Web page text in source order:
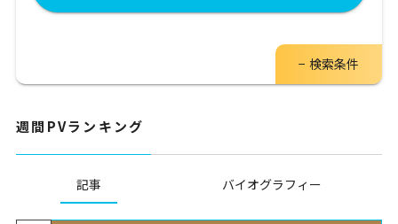
週間PVランキング
記事 バイオグラフィー
検索条件